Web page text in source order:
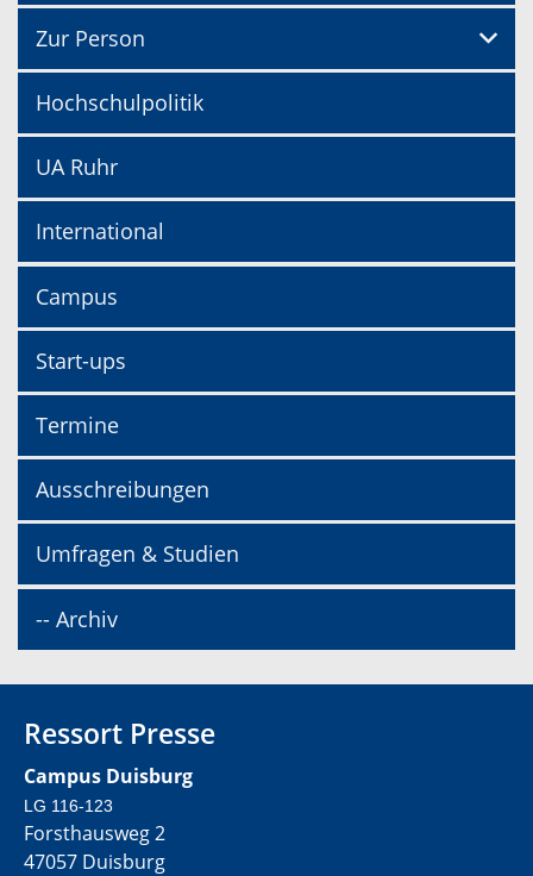
Zur Person
Hochschulpolitik
UA Ruhr
International
Campus
Start-ups
Termine
Ausschreibungen
Umfragen & Studien
-- Archiv
Ressort Presse
Campus Duisburg
LG 116-123
Forsthausweg 2
47057 Duisburg